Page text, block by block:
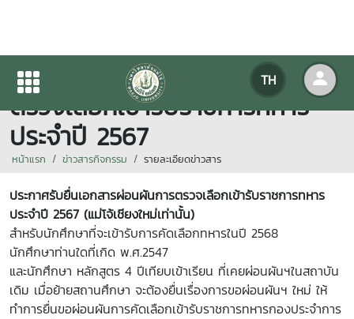
TH
ประกาศรับยื่นเอกสารผ่อนผันการ
ตรวจเลือกเข้ารับราชการทหาร
ประจำปี 2567
หน้าแรก ข่าวสารกิจกรรม รายละเอียดข่าวสาร
ประกาศรับยื่นเอกสารผ่อนผันการตรวจเลือกเข้ารับราชการทหาร
ประจำปี 2567 (แม่โจ้เชียงใหม่เท่านั้น)
สำหรับนักศึกษาที่จะเข้ารับการคัดเลือกทหารในปี 2568
นักศึกษาท่านใดที่เกิด พ.ศ.2547
และนักศึกษา หลักสูตร 4 ปีเทียบเข้าเรียน ที่เคยผ่อนผันฯในสถาบัน
เดิม เมื่อย้ายสถานศึกษา จะต้องยื่นเรื่องการขอผ่อนผันฯ ใหม่ ให้
ทำการยื่นขอผ่อนผันการคัดเลือกเข้ารับราชการทหารกองประจำการ